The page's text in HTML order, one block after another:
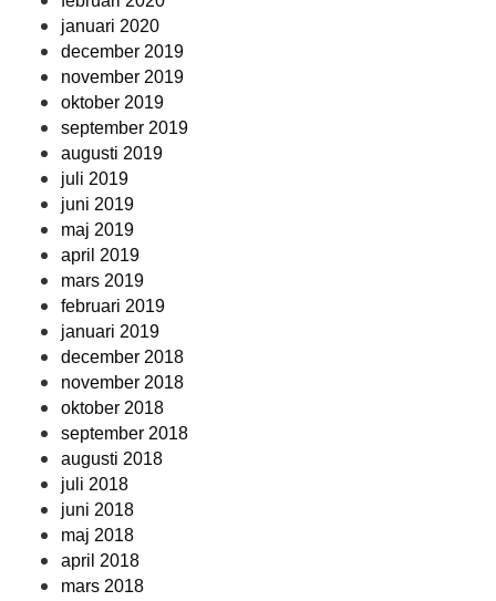
januari 2020
december 2019
november 2019
oktober 2019
september 2019
augusti 2019
juli 2019
juni 2019
maj 2019
april 2019
mars 2019
februari 2019
januari 2019
december 2018
november 2018
oktober 2018
september 2018
augusti 2018
juli 2018
juni 2018
maj 2018
april 2018
mars 2018